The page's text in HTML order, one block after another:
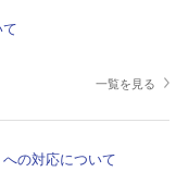
一覧を見る
の対応について